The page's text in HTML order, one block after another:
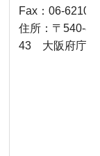
Fax：06-6210-
住所：〒540-
43 大阪府庁新